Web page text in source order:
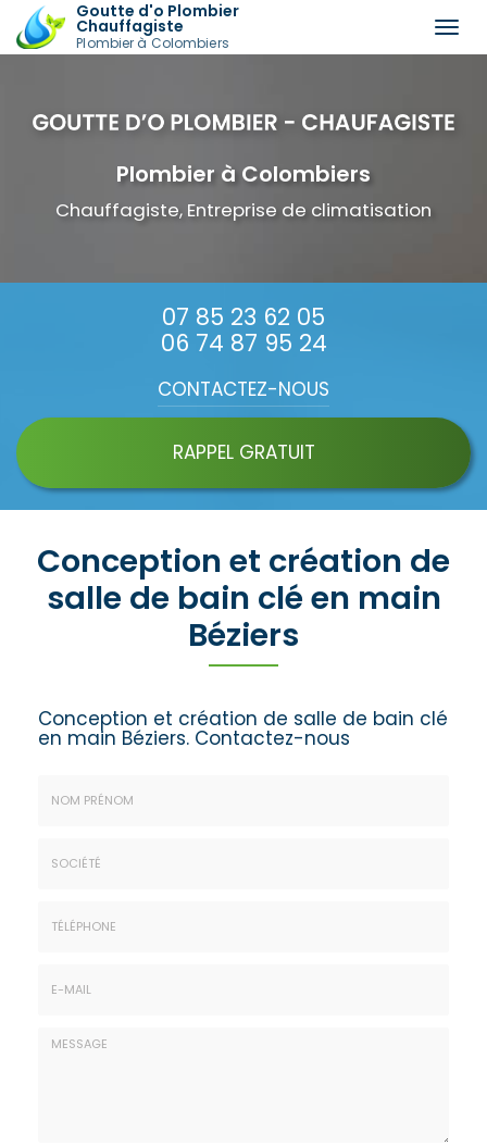
contenu
Goutte d'o Plombier
Chauffagiste
Plombier à Colombiers
Plombier à Colombiers
Chauffagiste, Entreprise de climatisation
07 85 23 62 05
06 74 87 95 24
CONTACTEZ-NOUS
RAPPEL GRATUIT
Conception et création de
salle de bain clé en main
Béziers
Conception et création de salle de bain clé
en main Béziers. Contactez-nous